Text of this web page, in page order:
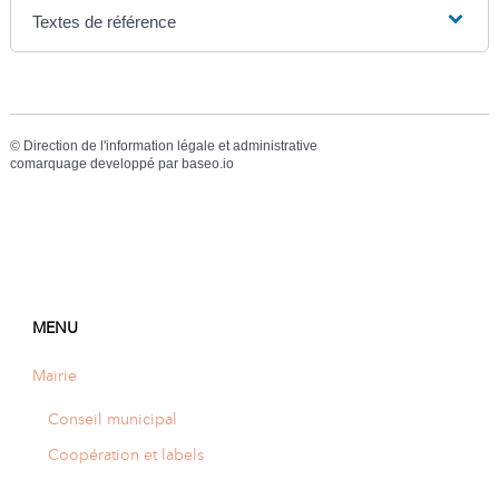
Textes de référence
© Direction de l'information légale et administrative
comarquage developpé par baseo.io
MENU
Mairie
Conseil municipal
Coopération et labels